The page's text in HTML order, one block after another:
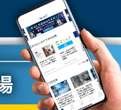
度の関係が明らかに